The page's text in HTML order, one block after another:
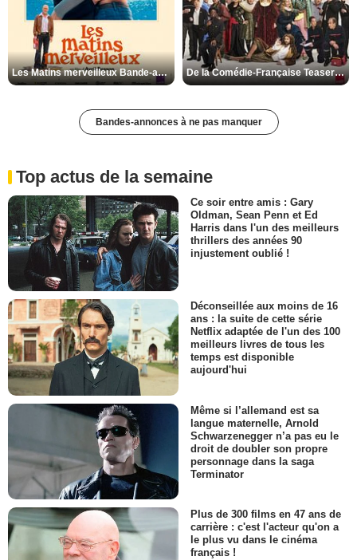
Les Matins merveilleux Bande-annonce VF De la Comédie-Française Teaser VF
Bandes-annonces à ne pas manquer
Top actus de la semaine
Ce soir entre amis : Gary
Oldman, Sean Penn et Ed
Harris dans l'un des meilleurs
thrillers des années 90
injustement oublié !
Déconseillée aux moins de 16
ans : la suite de cette série
Netflix adaptée de l'un des 100
meilleurs livres de tous les
temps est disponible
aujourd'hui
Même si l’allemand est sa
langue maternelle, Arnold
Schwarzenegger n’a pas eu le
droit de doubler son propre
personnage dans la saga
Terminator
Plus de 300 films en 47 ans de
carrière : c'est l'acteur qu'on a
le plus vu dans le cinéma
français !